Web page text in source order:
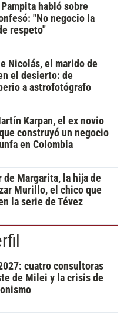
Pampita habló sobre
"No negocio la
respeto"
Nicolás, el marido de
el desierto: de
a astrofotógrafo
Karpan, el ex novio
construyó un negocio
en Colombia
de Margarita, la hija de
Murillo, el chico que
la serie de Tévez
cuatro consultoras
de Milei y la crisis de